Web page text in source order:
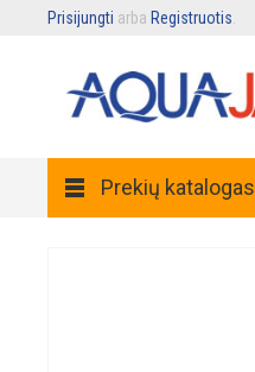
Prisijungti arba Registruotis
Prekių katalogas